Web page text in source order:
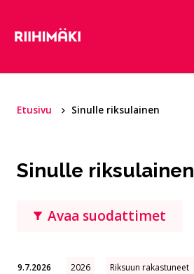
Etusivu Sinulle riksulainen
Sinulle riksulainen
Avaa suodattimet
9.7.2026 2026 Riksuun rakastuneet